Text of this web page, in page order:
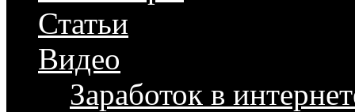
Статьи
Видео
Заработок в